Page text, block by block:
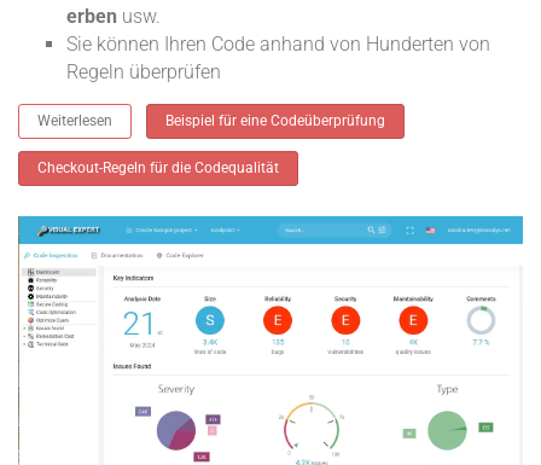
erben usw.
Sie können Ihren Code anhand von Hunderten von
Regeln überprüfen
Weiterlesen Beispiel für eine Codeüberprüfung
Checkout-Regeln für die Codequalität